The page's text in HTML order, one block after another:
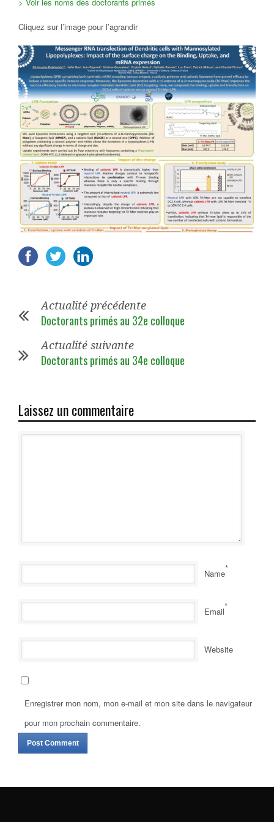
Cliquez sur l’image pour l’agrandir
Actualité précédente
Doctorants primés au 32e colloque
Actualité suivante
Doctorants primés au 34e colloque
Laissez un commentaire
Name*
Email*
Website
Enregistrer mon nom, mon e-mail et mon site dans le navigateur
pour mon prochain commentaire.